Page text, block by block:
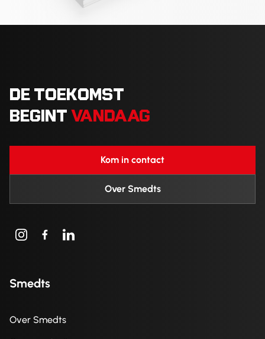
DE TOEKOMST
BEGINT VANDAAG
Kom in contact
Over Smedts
Smedts
Over Smedts